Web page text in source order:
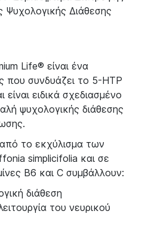
Ψυχολογικής Διάθεσης
Life® είναι ένα
που συνδυάζει το 5-ΗΤΡ
είναι ειδικά σχεδιασμένο
ψυχολογικής διάθεσης
το εκχύλισμα των
simplicifolia και σε
B6 και C συμβάλλουν:
διάθεση
του νευρικού